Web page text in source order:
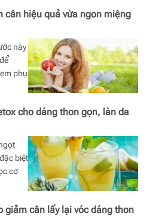
cân hiệu quả vừa ngon miệng
này
phụ
cho dáng thon gọn, làn da
biệt
cơ
giảm cân lấy lại vóc dáng thon